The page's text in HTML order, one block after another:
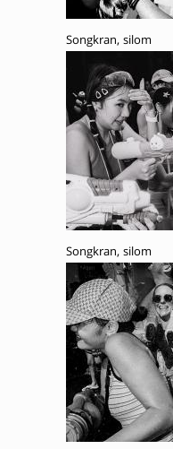
Songkran, silom
Songkran, silom